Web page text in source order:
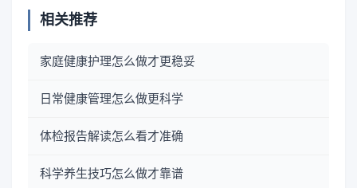
相关推荐
家庭健康护理怎么做才更稳妥
日常健康管理怎么做更科学
体检报告解读怎么看才准确
科学养生技巧怎么做才靠谱